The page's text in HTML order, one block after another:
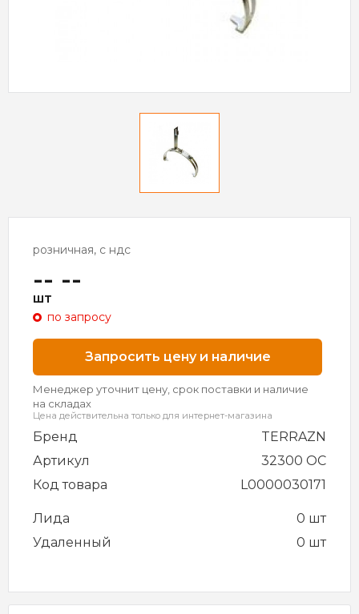
розничная, с ндс
-- --
шт
по запросу
Запросить цену и наличие
Менеджер уточнит цену, срок поставки и наличие
на складах
Цена действительна только для интернет-магазина
Бренд
TERRAZN
Артикул
32300 ОС
Код товара
L0000030171
Лида
0 шт
Удаленный
0 шт